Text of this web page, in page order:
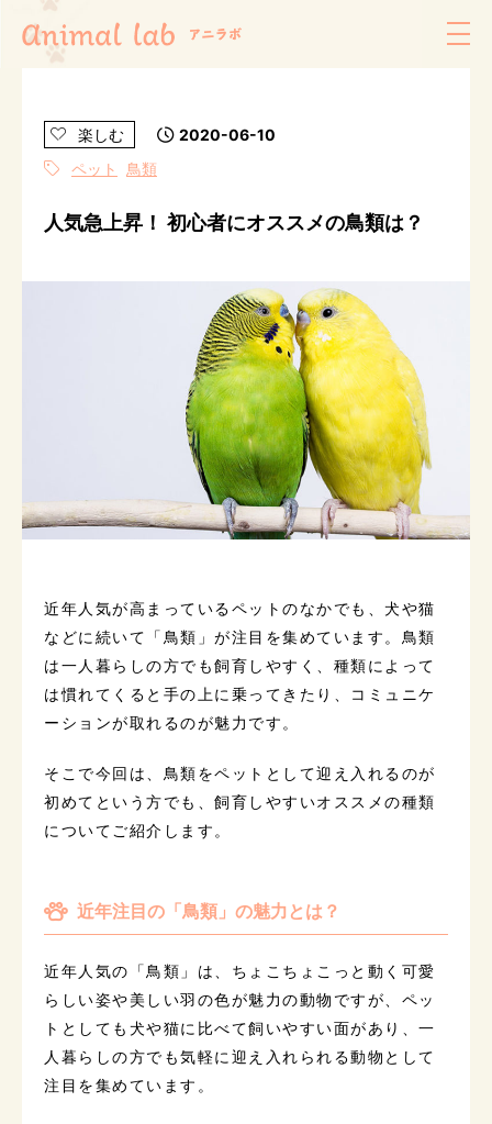
楽しむ
2020-06-10
ペット
鳥類
人気急上昇！ 初心者にオススメの鳥類は？
近年人気が高まっているペットのなかでも、犬や猫
などに続いて「鳥類」が注目を集めています。鳥類
は一人暮らしの方でも飼育しやすく、種類によって
は慣れてくると手の上に乗ってきたり、コミュニケ
ーションが取れるのが魅力です。
そこで今回は、鳥類をペットとして迎え入れるのが
初めてという方でも、飼育しやすいオススメの種類
についてご紹介します。
近年注目の「鳥類」の魅力とは？
近年人気の「鳥類」は、ちょこちょこっと動く可愛
らしい姿や美しい羽の色が魅力の動物ですが、ペッ
トとしても犬や猫に比べて飼いやすい面があり、一
人暮らしの方でも気軽に迎え入れられる動物として
注目を集めています。